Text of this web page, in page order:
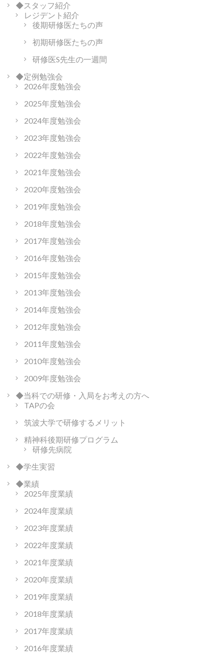
◆スタッフ紹介
レジデント紹介
後期研修医たちの声
初期研修医たちの声
研修医S先生の一週間
◆定例勉強会
2026年度勉強会
2025年度勉強会
2024年度勉強会
2023年度勉強会
2022年度勉強会
2021年度勉強会
2020年度勉強会
2019年度勉強会
2018年度勉強会
2017年度勉強会
2016年度勉強会
2015年度勉強会
2013年度勉強会
2014年度勉強会
2012年度勉強会
2011年度勉強会
2010年度勉強会
2009年度勉強会
◆当科での研修・入局をお考えの方へ
TAPの会
筑波大学で研修するメリット
精神科後期研修プログラム
研修先病院
◆学生実習
◆業績
2025年度業績
2024年度業績
2023年度業績
2022年度業績
2021年度業績
2020年度業績
2019年度業績
2018年度業績
2017年度業績
2016年度業績